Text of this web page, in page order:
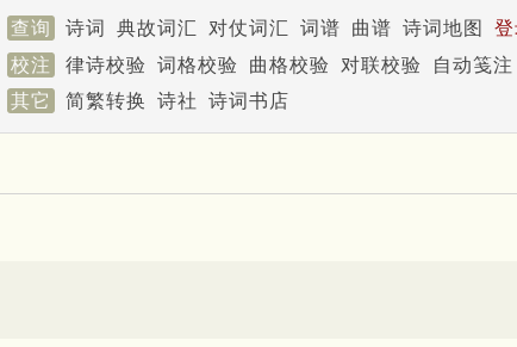
查询 诗词 典故词汇 对仗词汇 词谱 曲谱 诗词地图
校注 律诗校验 词格校验 曲格校验 对联校验
自动笺注
其它 简繁转换 诗社 诗词书店